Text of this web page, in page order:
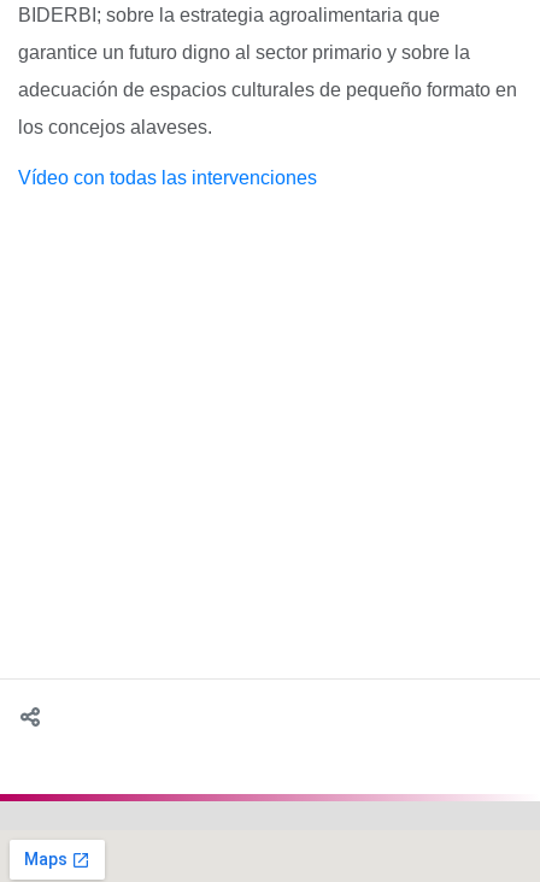
BIDERBI; sobre la estrategia agroalimentaria que
garantice un futuro digno al sector primario y sobre la
adecuación de espacios culturales de pequeño formato en
los concejos alaveses.
Vídeo con todas las intervenciones